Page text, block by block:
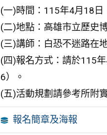
(一)時間：115年4月18日
(二)地點：高雄市立歷史
(三)講師：白恐不迷路在
(四)報名方式：請於115
6）。
(五)活動規劃請參考所附
報名簡章及海報